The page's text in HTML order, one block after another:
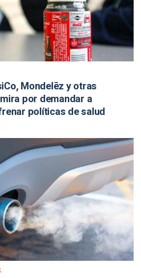
Mondelēz y otras
por demandar a
políticas de salud